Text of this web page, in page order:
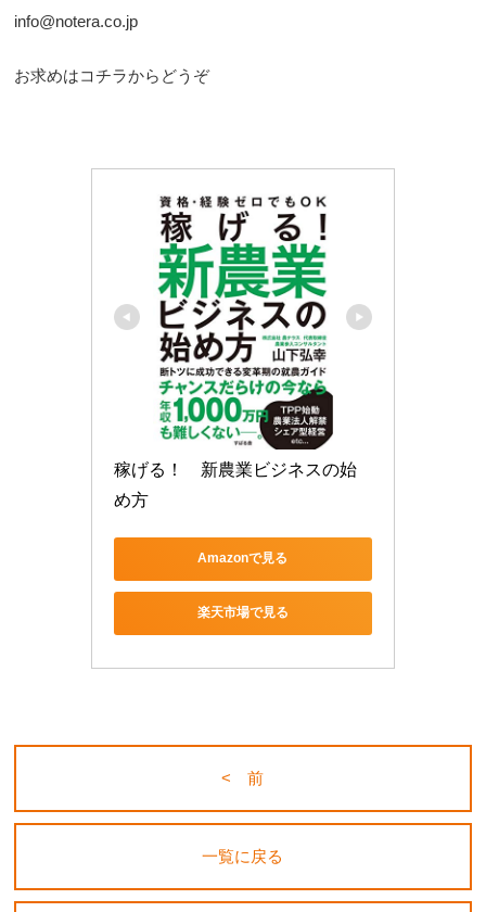
info@notera.co.jp
お求めはコチラからどうぞ
稼げる！　新農業ビジネスの始
め方
Amazonで見る
楽天市場で見る
< 前
一覧に戻る